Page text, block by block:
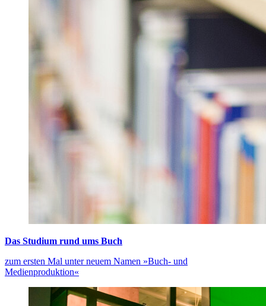
Das Studium rund ums Buch
zum ersten Mal unter neuem Namen »Buch- und
Medienproduktion«